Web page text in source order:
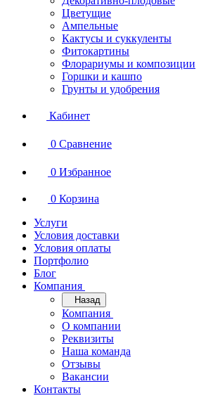
Цветущие
Ампельные
Кактусы и суккуленты
Фитокартины
Флорариумы и композиции
Горшки и кашпо
Грунты и удобрения
Кабинет
0 Сравнение
0 Избранное
0 Корзина
Услуги
Условия доставки
Условия оплаты
Портфолио
Блог
Компания
Назад
Компания
О компании
Реквизиты
Наша команда
Отзывы
Вакансии
Контакты